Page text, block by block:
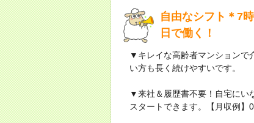
自由なシフト＊7
日で働く！
▼キレイな高齢者マンションで
い方も長く続けやすいです。
▼来社＆履歴書不要！自宅にい
スタートできます。【月収例】